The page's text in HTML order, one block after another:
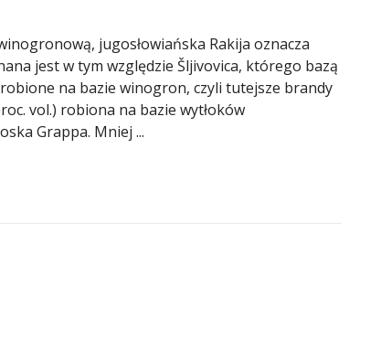
jugosłowiańska Rakija oznacza
jest w tym względzie Šljivovica, którego bazą
na bazie winogron, czyli tutejsze brandy
vol.) robiona na bazie wytłoków
Grappa. Mniej ...